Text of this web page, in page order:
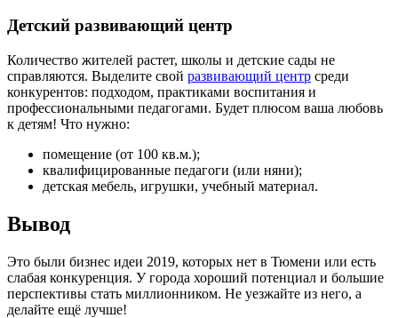
Детский развивающий центр
Количество жителей растет, школы и детские сады не
справляются. Выделите свой развивающий центр среди
конкурентов: подходом, практиками воспитания и
профессиональными педагогами. Будет плюсом ваша любовь
к детям! Что нужно:
помещение (от 100 кв.м.);
квалифицированные педагоги (или няни);
детская мебель, игрушки, учебный материал.
Вывод
Это были бизнес идеи 2019, которых нет в Тюмени или есть
слабая конкуренция. У города хороший потенциал и большие
перспективы стать миллионником. Не уезжайте из него, а
делайте ещё лучше!